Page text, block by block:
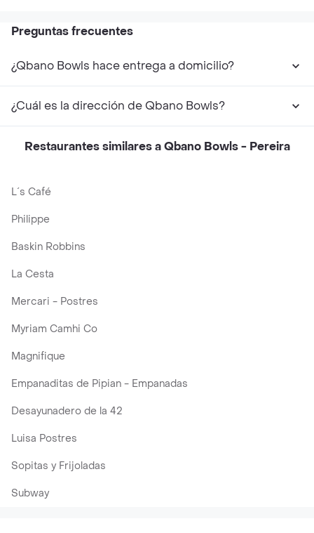
Preguntas frecuentes
¿Qbano Bowls hace entrega a domicilio?
¿Cuál es la dirección de Qbano Bowls?
Restaurantes similares a Qbano Bowls - Pereira
L´s Café
Philippe
Baskin Robbins
La Cesta
Mercari - Postres
Myriam Camhi Co
Magnifique
Empanaditas de Pipian - Empanadas
Desayunadero de la 42
Luisa Postres
Sopitas y Frijoladas
Subway